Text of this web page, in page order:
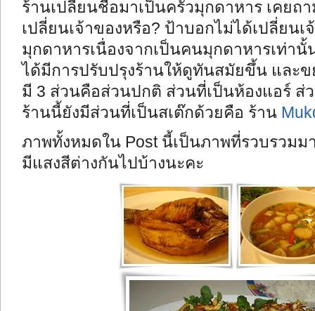
ร้านเปลี่ยนชื่อมาเป็นครัวมุกดาหาร เคยถ
เปลี่ยนเจ้าของหรือ? ป้าบอกไม่ได้เปลี่ยน
มุกดาหารเนื่องจากเป็นคนมุกดาหารเท่า
ได้มีการปรับปรุงร้านให้ดูทันสมัยขึ้น และ
มี 3 ส่วนคือส่วนปกติ ส่วนที่เป็นห้องแอร์ ส่
ร้านนี้ยังมีส่วนที่เป็นสเต๊กด้วยคือ ร้าน
ภาพทั้งหมดใน Post นี้เป็นภาพที่รวบรวม
มีแสงสีต่างกันไปบ้างนะคะ